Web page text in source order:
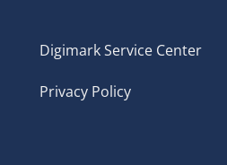
Digimark Service Center
Privacy Policy